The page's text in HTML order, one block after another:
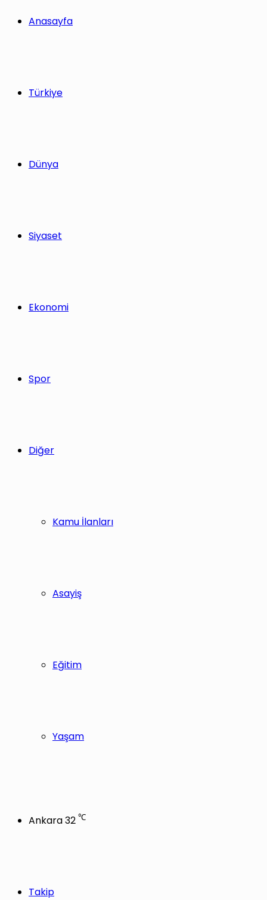
Anasayfa
Türkiye
Dünya
Siyaset
Ekonomi
Spor
Diğer
Kamu İlanları
Asayiş
Eğitim
Yaşam
Ankara32 ℃
Takip